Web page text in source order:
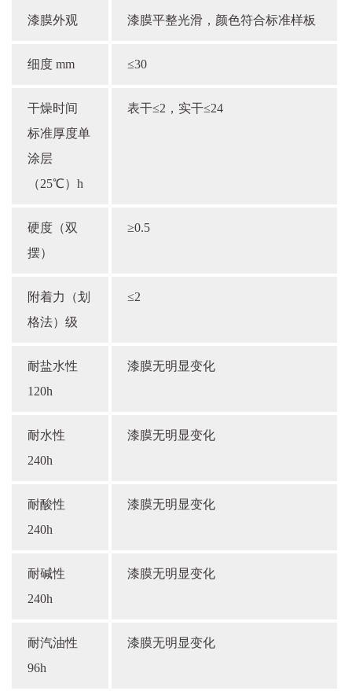
漆膜外观 漆膜平整光滑，颜色符合标准样板
细度 mm ≤30
干燥时间
标准厚度单
涂层
（25℃）h
表干≤2，实干≤24
硬度（双
摆）
≥0.5
附着力（划
格法）级
≤2
耐盐水性
120h
漆膜无明显变化
耐水性
240h
漆膜无明显变化
耐酸性
240h
漆膜无明显变化
耐碱性
240h
漆膜无明显变化
耐汽油性
96h
漆膜无明显变化